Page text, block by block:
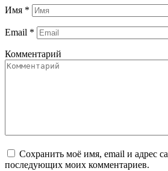
Имя *
Email *
Комментарий
Сохранить моё имя, email и адрес
последующих моих комментариев.